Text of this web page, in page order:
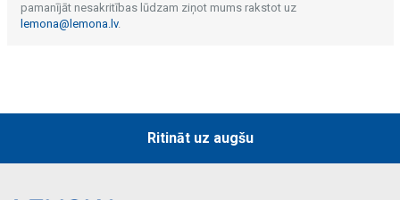
pamanījāt nesakritības lūdzam ziņot mums rakstot uz
lemona@lemona.lv.
Ritināt uz augšu